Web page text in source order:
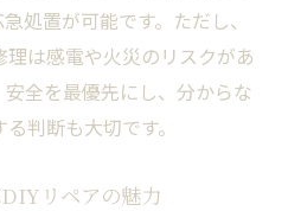
処置が可能です。ただし、
は感電や火災のリスクがあ
全を最優先にし、分からな
判断も大切です。
リペアの魅力